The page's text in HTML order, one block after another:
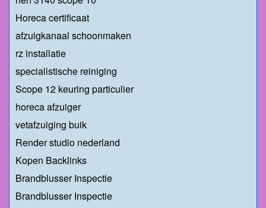
Horeca certificaat
afzuigkanaal schoonmaken
rz installatie
specialistische reiniging
Scope 12 keuring particulier
horeca afzuiger
vetafzuiging buik
Render studio nederland
Kopen Backlinks
Brandblusser Inspectie
Brandblusser Inspectie